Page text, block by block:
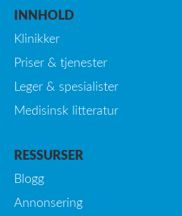
INNHOLD
Klinikker
Priser & tjenester
Leger & spesialister
Medisinsk litteratur
RESSURSER
Blogg
Annonsering